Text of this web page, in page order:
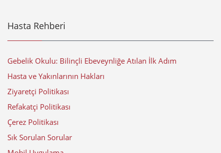
Hasta Rehberi
Gebelik Okulu: Bilinçli Ebeveynliğe Atılan İlk Adım
Hasta ve Yakınlarının Hakları
Ziyaretçi Politikası
Refakatçi Politikası
Çerez Politikası
Sık Sorulan Sorular